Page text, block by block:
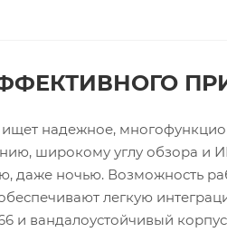
ищет надежное,
широкому углу обзора и
даже ночью. Возможность
легкую
и вандалоустойчивый